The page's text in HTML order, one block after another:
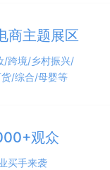
商主题展区
/跨境/乡村振兴/
/综合/母婴等
观众
买手来袭